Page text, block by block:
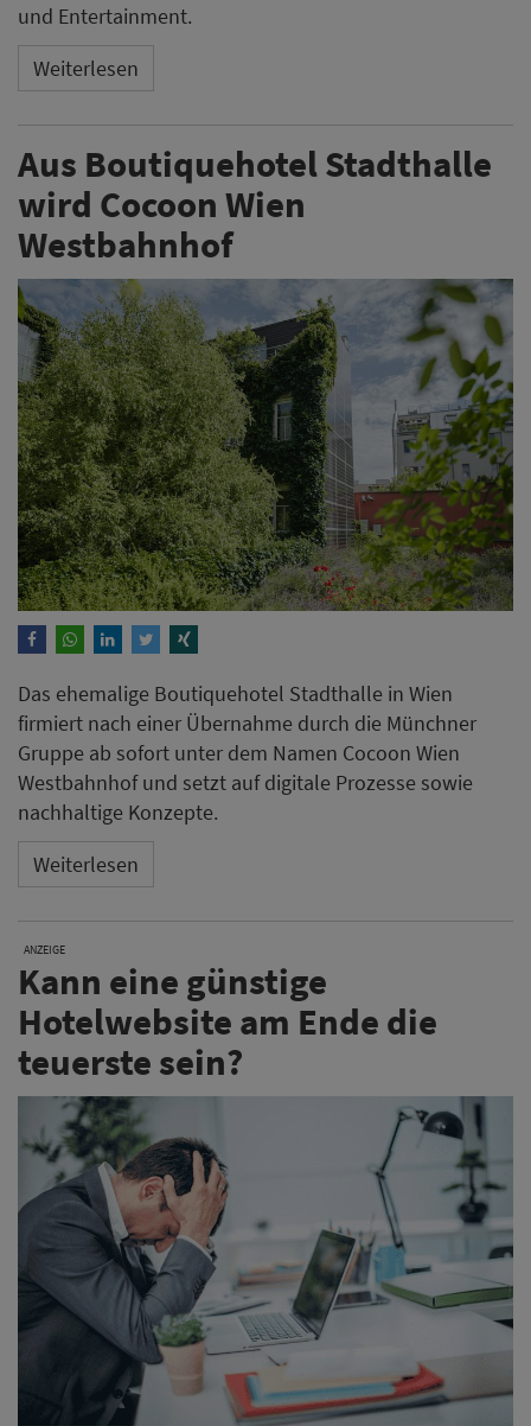
und Entertainment.
Weiterlesen
Aus Boutiquehotel Stadthalle
wird Cocoon Wien
Westbahnhof
Das ehemalige Boutiquehotel Stadthalle in Wien
firmiert nach einer Übernahme durch die Münchner
Gruppe ab sofort unter dem Namen Cocoon Wien
Westbahnhof und setzt auf digitale Prozesse sowie
nachhaltige Konzepte.
Weiterlesen
ANZEIGE
Kann eine günstige
Hotelwebsite am Ende die
teuerste sein?